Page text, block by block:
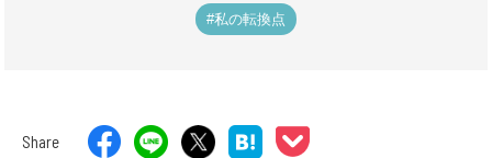
#私の転換点
Share